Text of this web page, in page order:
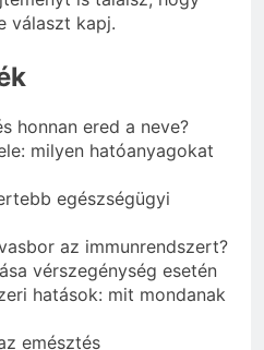
választ kapj.
honnan ered a neve?
milyen hatóanyagokat
egészségügyi
az immunrendszert?
vérszegénység esetén
hatások: mit mondanak
emésztés